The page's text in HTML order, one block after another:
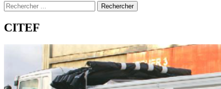
Recherche
pour
Rechercher
CITEF